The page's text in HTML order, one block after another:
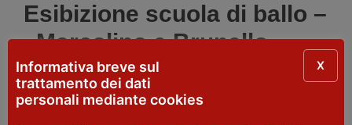
Esibizione scuola di ballo –
Marcolino e Brunello
Quando: domenica 9 luglio
Informativa breve sul
trattamento dei dati
personali mediante cookies
X